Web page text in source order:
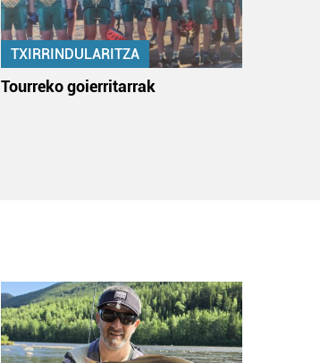
TXIRRINDULARITZA
Tourreko goierritarrak